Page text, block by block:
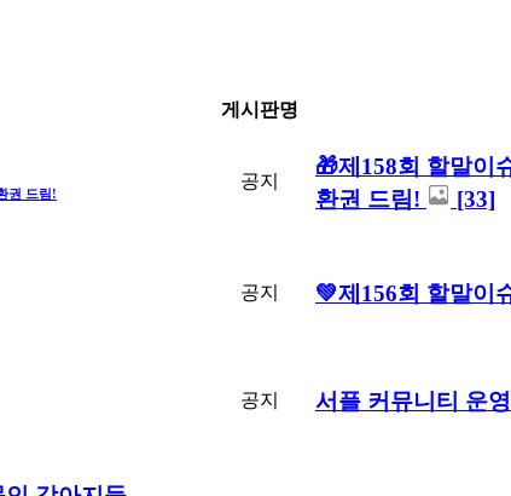
게시판명
권 드림!
공지
🎁제158회 할말이
환권 드림!
[33]
공지 💚제156회 할말이
공지 서플 커뮤니티 운